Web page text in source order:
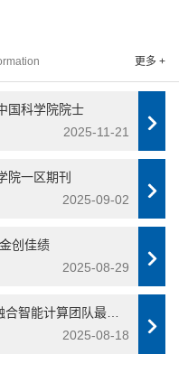
更多 +
国科学院院士
2025-11-21
院一区期刊
2025-09-02
创佳绩
2025-08-29
智能计算团队最新
2025-08-18